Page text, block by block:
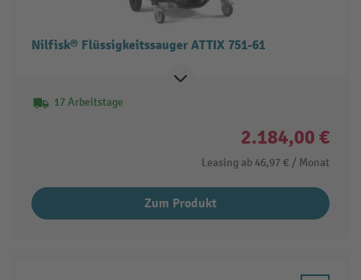
Nilfisk® Flüssigkeitssauger ATTIX 751-61
17 Arbeitstage
2.184,00 €
Leasing ab 46,97 € / Monat
Zum Produkt